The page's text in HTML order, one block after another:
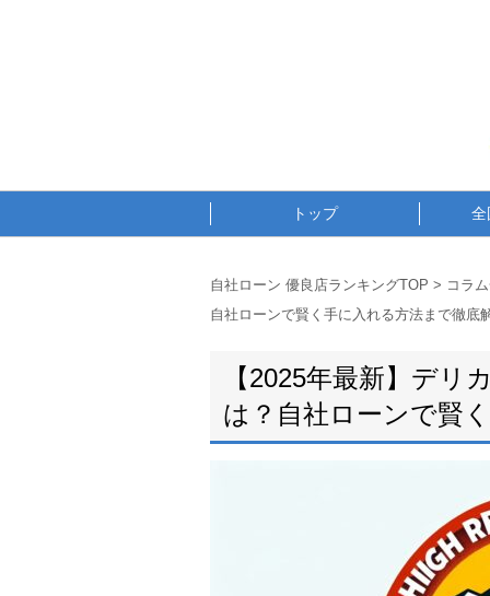
トップ 全
自社ローン 優良店ランキングTOP > コラ
自社ローンで賢く手に入れる方法まで徹底
【2025年最新】デリ
は？自社ローンで賢